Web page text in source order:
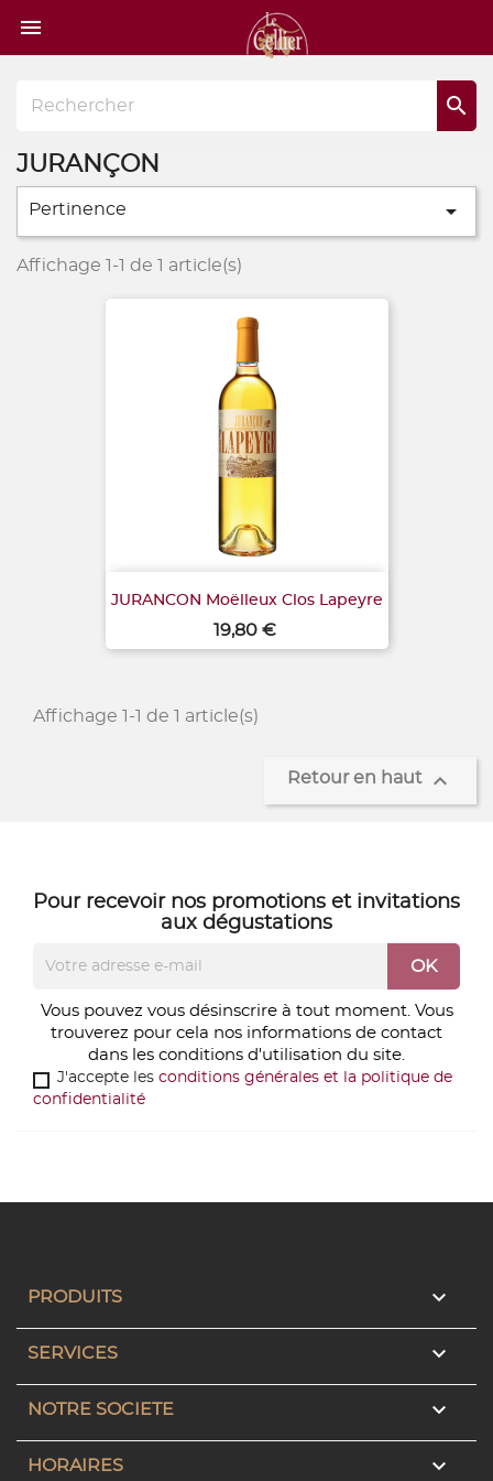


JURANÇON
Pertinence 
Affichage 1-1 de 1 article(s)
JURANCON Moëlleux Clos Lapeyre
Prix
19,80 €
Affichage 1-1 de 1 article(s)
Retour en haut 
Pour recevoir nos promotions et invitations
aux dégustations
Vous pouvez vous désinscrire à tout moment. Vous
trouverez pour cela nos informations de contact
dans les conditions d'utilisation du site.
J'accepte les conditions générales et la politique de
confidentialité
PRODUITS 
SERVICES 
NOTRE SOCIETE 
HORAIRES 